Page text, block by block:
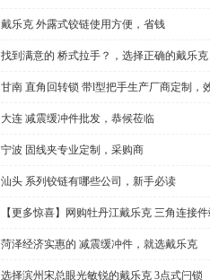
戴乐克 外露式铰链使用方便，省钱
找到满意的 桥式拉手？，选择正确的戴乐克
甘南 直角回转锁 带l型把手生产厂商定制，
大连 减震缓冲件批发，恭候莅临
宁波 固线夹专业定制，采购商
汕头 系列铰链有哪些公司，新手必读
【更多惊喜】网购牡丹江戴乐克 三角连接
菏泽经济实惠的 减震缓冲件，就选戴乐克
选择滨州宋总眼光敏锐的戴乐克 3点式闩锁